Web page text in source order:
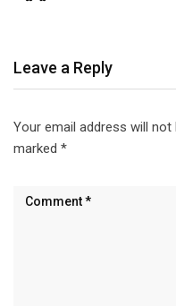
Leave a Reply
Your email address will not
marked *